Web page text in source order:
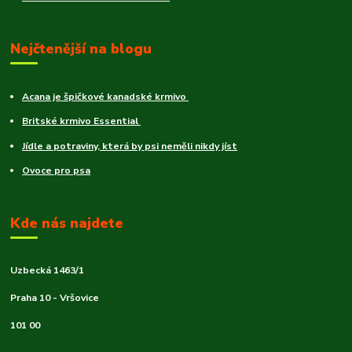
Nejčtenější na blogu
Acana je špičkové kanadské krmivo
Britské krmivo Essential
Jídle a potraviny, která by psi neměli nikdy jíst
Ovoce pro psa
Kde nás najdete
Uzbecká 1463/1
Praha 10 - Vršovice
101 00